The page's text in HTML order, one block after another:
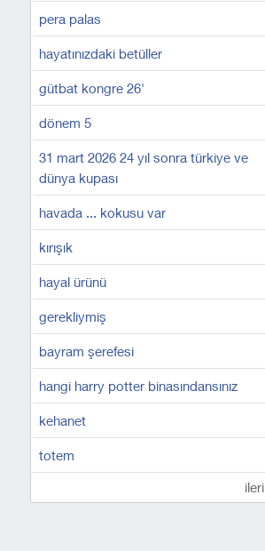
pera palas
hayatınızdaki betüller
gütbat kongre 26'
dönem 5
31 mart 2026 24 yıl sonra türkiye ve
dünya kupası
havada ... kokusu var
kırışık
hayal ürünü
gerekliymiş
bayram şerefesi
hangi harry potter binasındansınız
kehanet
totem
ileri